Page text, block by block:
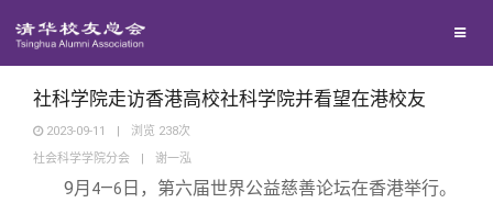
地区联络
年级联络
回馈母校
捐赠项目
媒体平台
社科学院走访香港高校社科学院并看望在港校友
2023-09-11 | 浏览 238次
社会科学学院分会
| 谢一泓
9月 4—6 日，第六届世界公益慈善论坛在香港举行。